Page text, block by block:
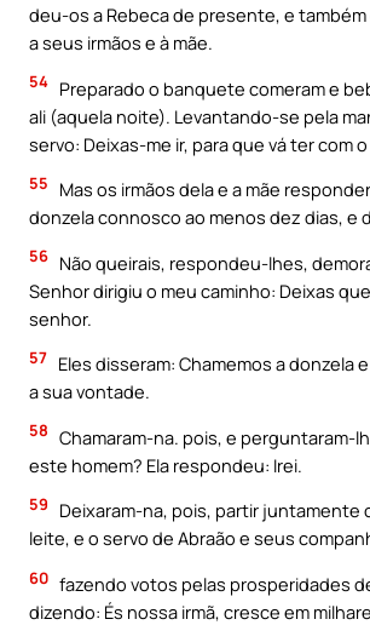
deu-os a Rebeca de presente, e
a seus irmãos e à mãe.
54 Preparado o banquete comeram e
ali (aquela noite). Levantando-se pela
servo: Deixas-me ir, para que vá ter com
55
Mas os irmãos dela e a mãe
donzela connosco ao menos dez dias, e
56 Não queirais, respondeu-lhes,
Senhor dirigiu o meu caminho: Deixas
senhor.
57 Eles disseram: Chamemos a donzela
a sua vontade.
58 Chamaram-na. pois, e perguntaram-
este homem? Ela respondeu: Irei.
59
Deixaram-na, pois, partir juntamente
leite, e o servo de Abraão e seus
60 fazendo votos pelas prosperidades
dizendo: És nossa irmã, cresce em